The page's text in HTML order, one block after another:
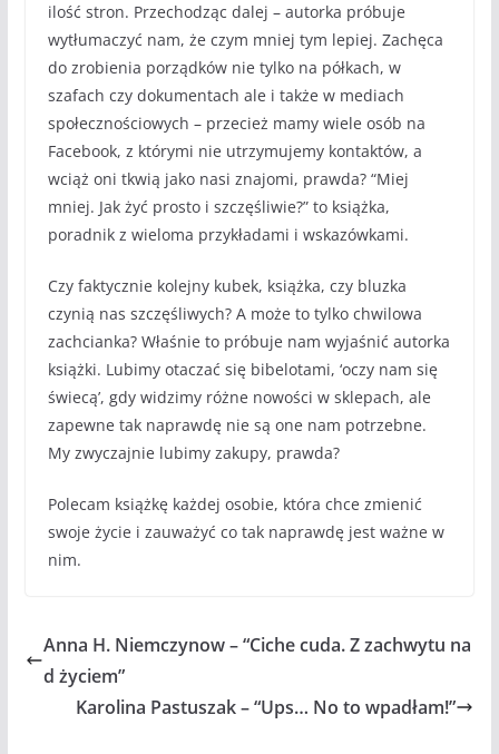
ilość stron. Przechodząc dalej – autorka próbuje
wytłumaczyć nam, że czym mniej tym lepiej. Zachęca
do zrobienia porządków nie tylko na półkach, w
szafach czy dokumentach ale i także w mediach
społecznościowych – przecież mamy wiele osób na
Facebook, z którymi nie utrzymujemy kontaktów, a
wciąż oni tkwią jako nasi znajomi, prawda? “Miej
mniej. Jak żyć prosto i szczęśliwie?” to książka,
poradnik z wieloma przykładami i wskazówkami.
Czy faktycznie kolejny kubek, książka, czy bluzka
czynią nas szczęśliwych? A może to tylko chwilowa
zachcianka? Właśnie to próbuje nam wyjaśnić autorka
książki. Lubimy otaczać się bibelotami, ‘oczy nam się
świecą’, gdy widzimy różne nowości w sklepach, ale
zapewne tak naprawdę nie są one nam potrzebne.
My zwyczajnie lubimy zakupy, prawda?
Polecam książkę każdej osobie, która chce zmienić
swoje życie i zauważyć co tak naprawdę jest ważne w
nim.
Anna H. Niemczynow – “Ciche cuda. Z zachwytu na
d życiem”
Karolina Pastuszak – “Ups… No to wpadłam!”